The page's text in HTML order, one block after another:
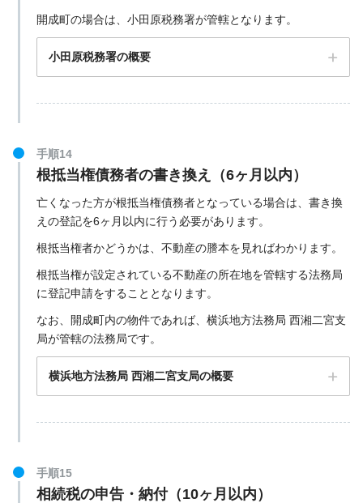
〒258-8502 神奈川県足柄上郡開成町延沢773番地
開成町の場合は、小田原税務署が管轄となります。
小田原税務署の概要
〒250-0042 神奈川県小田原市荻窪４４０
手順14
根抵当権債務者の書き換え（6ヶ月以内）
亡くなった方が根抵当権債務者となっている場合は、書き換
えの登記を6ヶ月以内に行う必要があります。
根抵当権者かどうかは、不動産の謄本を見ればわかります。
根抵当権が設定されている不動産の所在地を管轄する法務局
に登記申請をすることとなります。
なお、開成町内の物件であれば、横浜地方法務局 西湘二宮支
局が管轄の法務局です。
横浜地方法務局 西湘二宮支局の概要
手順15
相続税の申告・納付（10ヶ月以内）